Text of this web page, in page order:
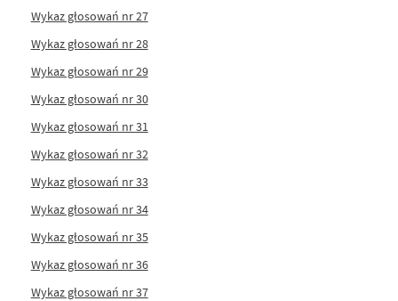
Wykaz głosowań nr 27
Wykaz głosowań nr 28
Wykaz głosowań nr 29
Wykaz głosowań nr 30
Wykaz głosowań nr 31
Wykaz głosowań nr 32
Wykaz głosowań nr 33
Wykaz głosowań nr 34
Wykaz głosowań nr 35
Wykaz głosowań nr 36
Wykaz głosowań nr 37